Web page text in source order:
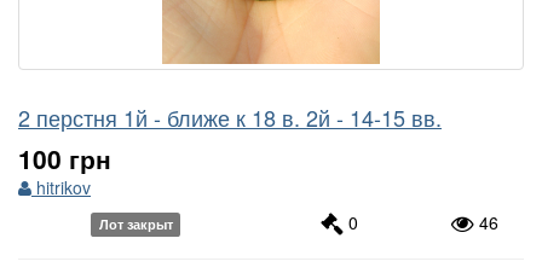
2 перстня 1й - ближе к 18 в. 2й - 14-15 вв.
100 грн
hitrikov
Лот закрыт 0 46